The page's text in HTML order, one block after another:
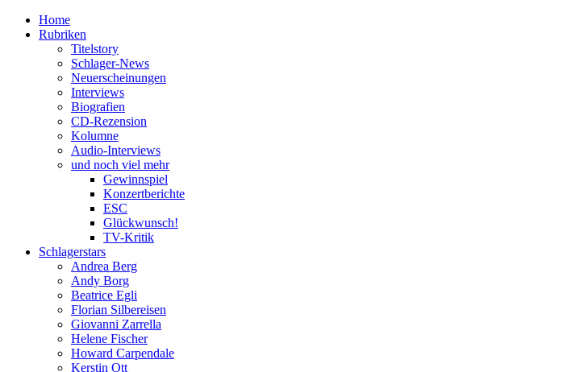
Home
Rubriken
Titelstory
Schlager-News
Neuerscheinungen
Interviews
Biografien
CD-Rezension
Kolumne
Audio-Interviews
und noch viel mehr
Gewinnspiel
Konzertberichte
ESC
Glückwunsch!
TV-Kritik
Schlagerstars
Andrea Berg
Andy Borg
Beatrice Egli
Florian Silbereisen
Giovanni Zarrella
Helene Fischer
Howard Carpendale
Kerstin Ott